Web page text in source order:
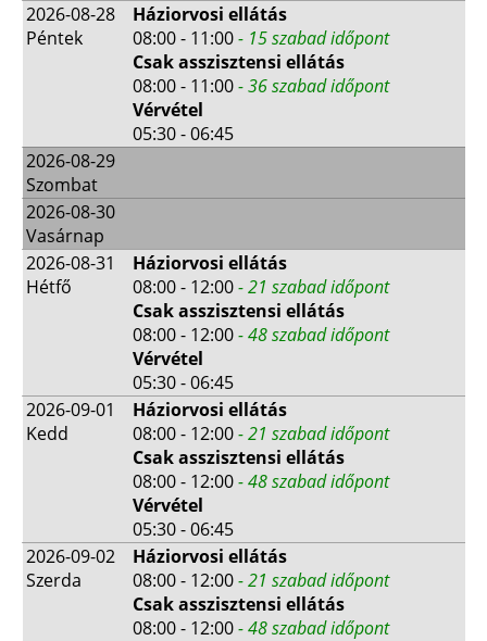
2026-08-28
Péntek
Háziorvosi ellátás
08:00 - 11:00- 15 szabad időpont
Csak asszisztensi ellátás
08:00 - 11:00- 36 szabad időpont
Vérvétel
05:30 - 06:45
2026-08-29
Szombat
2026-08-30
Vasárnap
2026-08-31
Hétfő
Háziorvosi ellátás
08:00 - 12:00- 21 szabad időpont
Csak asszisztensi ellátás
08:00 - 12:00- 48 szabad időpont
Vérvétel
05:30 - 06:45
2026-09-01
Kedd
Háziorvosi ellátás
08:00 - 12:00- 21 szabad időpont
Csak asszisztensi ellátás
08:00 - 12:00- 48 szabad időpont
Vérvétel
05:30 - 06:45
2026-09-02
Szerda
Háziorvosi ellátás
08:00 - 12:00- 21 szabad időpont
Csak asszisztensi ellátás
08:00 - 12:00- 48 szabad időpont